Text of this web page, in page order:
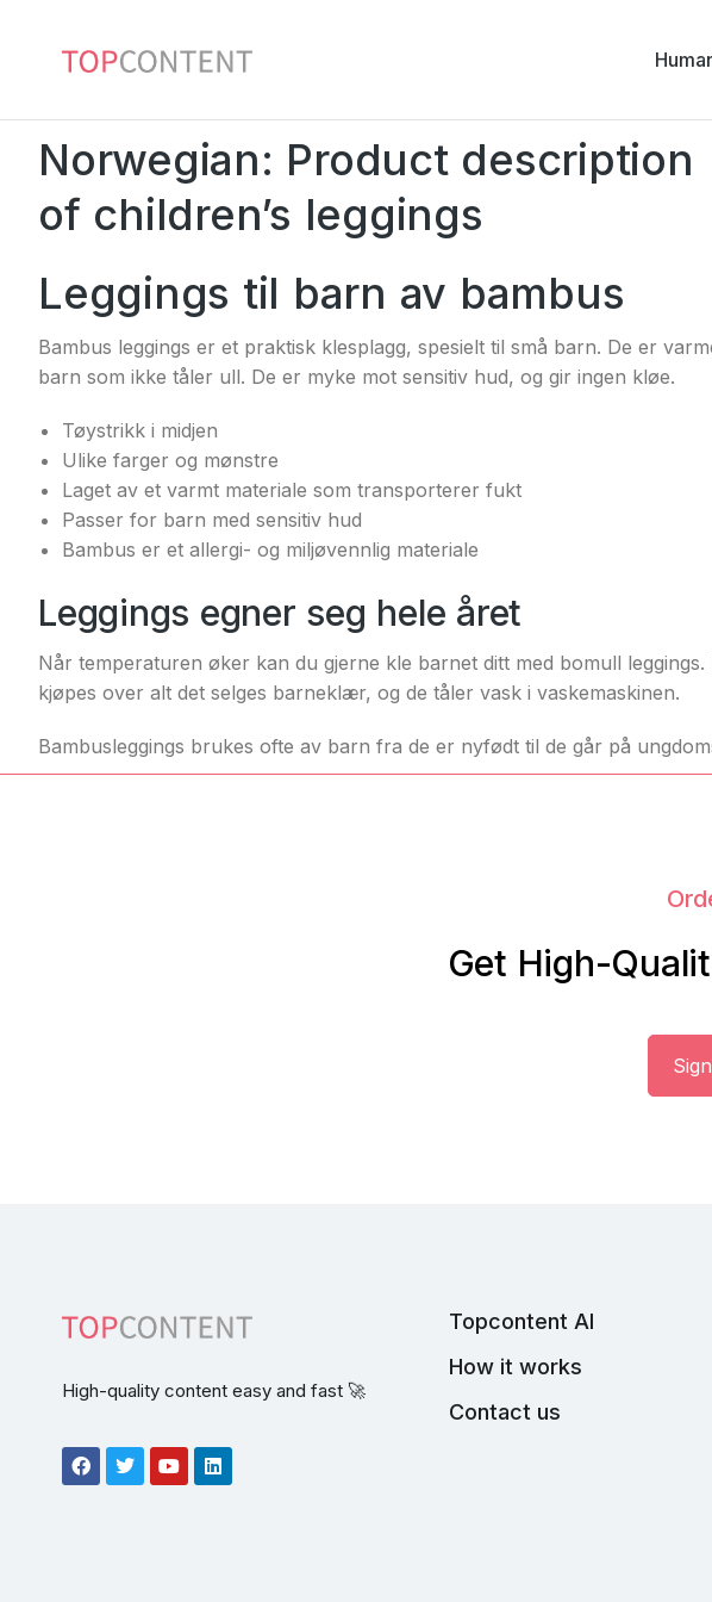
Norwegian: Product description
of children’s leggings
Leggings til barn av bambus
Bambus leggings er et praktisk klesplagg, spesielt til små barn. De er
barn som ikke tåler ull. De er myke mot sensitiv hud, og gir ingen kløe.
Tøystrikk i midjen
Ulike farger og mønstre
Laget av et varmt materiale som transporterer fukt
Passer for barn med sensitiv hud
Bambus er et allergi- og miljøvennlig materiale
Leggings egner seg hele året
Når temperaturen øker kan du gjerne kle barnet ditt med bomull
kjøpes over alt det selges barneklær, og de tåler vask i vaskemaskinen.
Bambusleggings brukes ofte av barn fra de er nyfødt til de går på
Get High-
High-quality content easy and fast 🚀
Topcontent AI
How it works
Contact us